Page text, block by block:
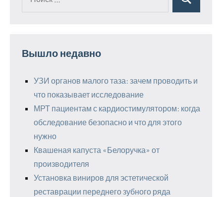
Поиск
Вышло недавно
УЗИ органов малого таза: зачем проводить и
что показывает исследование
МРТ пациентам с кардиостимулятором: когда
обследование безопасно и что для этого
нужно
Квашеная капуста «Белоручка» от
производителя
Установка виниров для эстетической
реставрации переднего зубного ряда